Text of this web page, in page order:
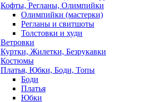
Кофты, Регланы, Олимпийки
Олимпийки (мастерки)
Регланы и свитшоты
Толстовки и худи
Ветровки
Куртки, Жилетки, Безрукавки
Костюмы
Платья, Юбки, Боди, Топы
Боди
Платья
Юбки